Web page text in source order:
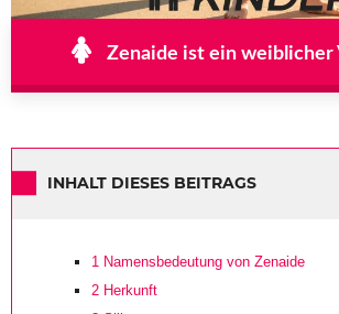
Zenaide ist ein weiblicher
INHALT DIESES BEITRAGS
1 Namensbedeutung von Zenaide
2 Herkunft